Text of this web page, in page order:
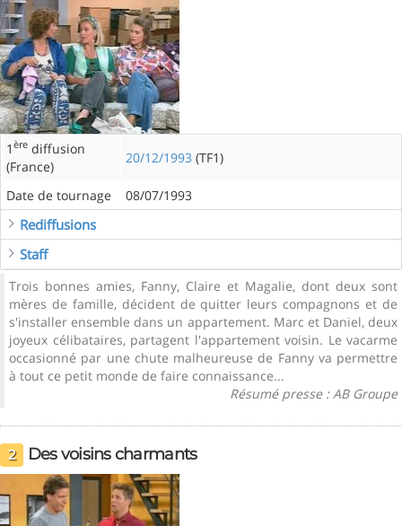
1 ère diffusion
(France)
20/12/1993 (TF1)
Date de tournage 08/07/1993
Rediffusions
Staff
Trois bonnes amies, Fanny, Claire et Magalie, dont deux sont
mères de famille, décident de quitter leurs compagnons et de
s'installer ensemble dans un appartement. Marc et Daniel, deux
joyeux célibataires, partagent l'appartement voisin. Le vacarme
occasionné par une chute malheureuse de Fanny va permettre
à tout ce petit monde de faire connaissance...
Résumé presse : AB Groupe
2 Des voisins charmants